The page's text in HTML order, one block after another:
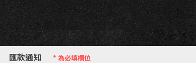
匯款通知 * 為必填欄位